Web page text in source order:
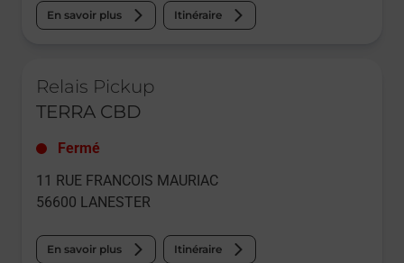
En savoir plus Itinéraire
Relais Pickup
TERRA CBD
Fermé
11 RUE FRANCOIS MAURIAC
56600 LANESTER
En savoir plus Itinéraire